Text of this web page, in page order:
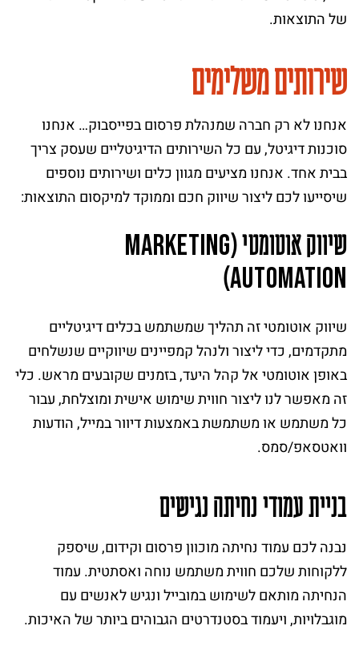
של התוצאות.
שירותים משלימים
אנחנו לא רק חברה שמנהלת פרסום בפייסבוק… אנחנו
סוכנות דיגיטל, עם כל השירותים הדיגיטליים שעסק צריך
בבית אחד. אנחנו מציעים מגוון כלים ושירותים נוספים
שיסייעו לכם ליצור שיווק חכם וממוקד למיקסום התוצאות:
שיווק אוטומטי ( Marketing
Automation
)
שיווק אוטומטי זה תהליך שמשתמש בכלים דיגיטליים
מתקדמים, כדי ליצור ולנהל קמפיינים שיווקיים שנשלחים
באופן אוטומטי אל קהל היעד, בזמנים שקובעים מראש. כלי
זה מאפשר לנו ליצור חווית שימוש אישית ומוצלחת, עבור
כל משתמש או משתמשת באמצעות דיוור במייל, הודעות
וואטסאפ/סמס.
בניית עמודי נחיתה נגישים
נבנה לכם עמוד נחיתה מוכוון פרסום וקידום, שיספק
ללקוחות שלכם חווית משתמש נוחה ואסתטית. עמוד
הנחיתה מותאם לשימוש במובייל ונגיש לאנשים עם
מוגבלויות, ויעמוד בסטנדרטים הגבוהים ביותר של האיכות.